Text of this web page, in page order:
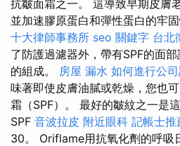
抗皺面霜之一。 這導致早期皮膚
並加速膠原蛋白和彈性蛋白的牢固
十大律師事務所 seo 關鍵字 台北
了防護過濾器外，帶有SPF的面
的組成。 房屋 漏水 如何進行公
味著即使皮膚油膩或乾燥，您也
霜（SPF）。 最好的皺紋之一是
SPF 音波拉皮 附近眼科 記帳士推
30。 Oriflame用抗氧化劑的呼吸